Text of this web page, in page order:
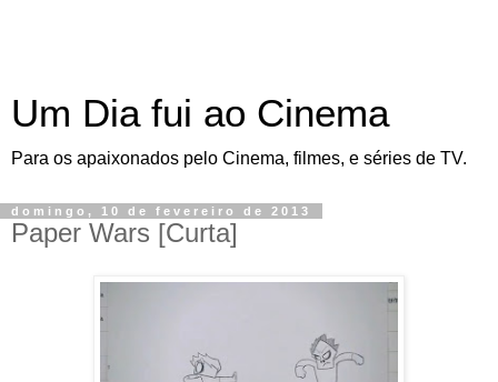
Um Dia fui ao Cinema
Para os apaixonados pelo Cinema, filmes, e séries de TV.
domingo, 10 de fevereiro de 2013
Paper Wars [Curta]